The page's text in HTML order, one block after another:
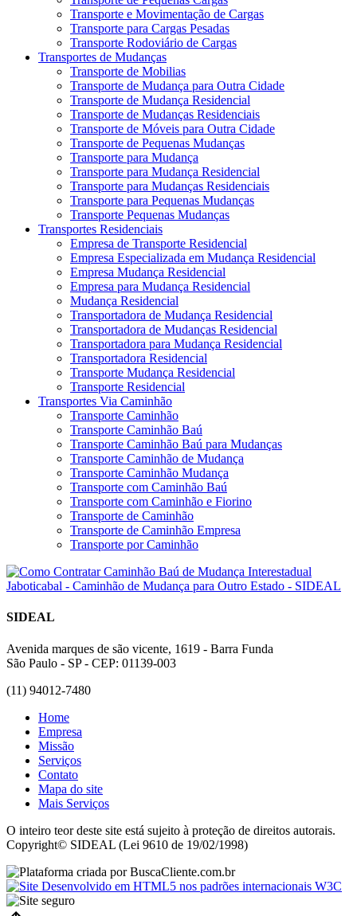
Transporte e Movimentação de Cargas
Transporte para Cargas Pesadas
Transporte Rodoviário de Cargas
Transportes de Mudanças
Transporte de Mobilias
Transporte de Mudança para Outra Cidade
Transporte de Mudança Residencial
Transporte de Mudanças Residenciais
Transporte de Móveis para Outra Cidade
Transporte de Pequenas Mudanças
Transporte para Mudança
Transporte para Mudança Residencial
Transporte para Mudanças Residenciais
Transporte para Pequenas Mudanças
Transporte Pequenas Mudanças
Transportes Residenciais
Empresa de Transporte Residencial
Empresa Especializada em Mudança Residencial
Empresa Mudança Residencial
Empresa para Mudança Residencial
Mudança Residencial
Transportadora de Mudança Residencial
Transportadora de Mudanças Residencial
Transportadora para Mudança Residencial
Transportadora Residencial
Transporte Mudança Residencial
Transporte Residencial
Transportes Via Caminhão
Transporte Caminhão
Transporte Caminhão Baú
Transporte Caminhão Baú para Mudanças
Transporte Caminhão de Mudança
Transporte Caminhão Mudança
Transporte com Caminhão Baú
Transporte com Caminhão e Fiorino
Transporte de Caminhão
Transporte de Caminhão Empresa
Transporte por Caminhão
SIDEAL
Avenida marques de são vicente, 1619 - Barra Funda
São Paulo - SP - CEP: 01139-003
(11) 94012-7480
Home
Empresa
Missão
Serviços
Contato
Mapa do site
Mais Serviços
O inteiro teor deste site está sujeito à proteção de direitos autorais.
Copyright© SIDEAL (Lei 9610 de 19/02/1998)